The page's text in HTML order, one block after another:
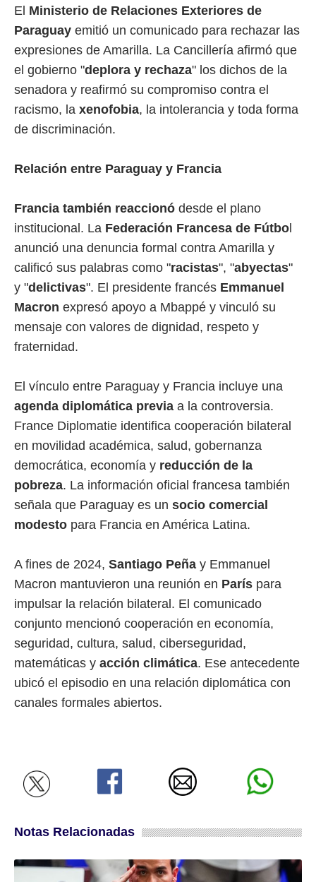
El Ministerio de Relaciones Exteriores de
Paraguay emitió un comunicado para rechazar las
expresiones de Amarilla. La Cancillería afirmó que
el gobierno "deplora y rechaza" los dichos de la
senadora y reafirmó su compromiso contra el
racismo, la xenofobia, la intolerancia y toda forma
de discriminación.
Relación entre Paraguay y Francia
Francia también reaccionó desde el plano
institucional. La Federación Francesa de Fútbo
anunció una denuncia formal contra Amarilla y
calificó sus palabras como "racistas", "abyectas"
y "delictivas". El presidente francés Emmanuel
Macron expresó apoyo a Mbappé y vinculó su
mensaje con valores de dignidad, respeto y
fraternidad.
El vínculo entre Paraguay y Francia incluye una
agenda diplomática previa a la controversia.
France Diplomatie identifica cooperación bilateral
en movilidad académica, salud, gobernanza
democrática, economía y reducción de la
pobreza. La información oficial francesa también
señala que Paraguay es un socio comercial
modesto para Francia en América Latina.
A fines de 2024, Santiago Peña y Emmanuel
Macron mantuvieron una reunión en París para
impulsar la relación bilateral. El comunicado
conjunto mencionó cooperación en economía,
seguridad, cultura, salud, ciberseguridad,
matemáticas y acción climática. Ese antecedente
ubicó el episodio en una relación diplomática con
canales formales abiertos.
Notas Relacionadas